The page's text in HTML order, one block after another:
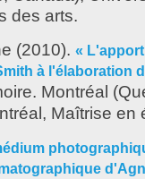
des arts.
(2010). «
à l'élaboration
Montréal
Maîtrise en